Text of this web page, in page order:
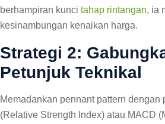
berhampiran kunci tahap rintangan, ia
kesinambungan kenaikan harga.
Strategi 2:
Petunjuk Teknikal
Memadankan pennant pattern dengan
(Relative Strength Index) atau MACD